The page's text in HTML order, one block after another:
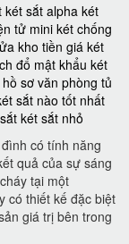
két sắt alpha két
tử mini két chống
kho tiền giá két
đổ mật khẩu két
sơ văn phòng tủ
sắt nào tốt nhất
két sắt nhỏ
có tính năng
quả của sự sáng
tại một
có thiết kế đặc biệt
giá trị bên trong